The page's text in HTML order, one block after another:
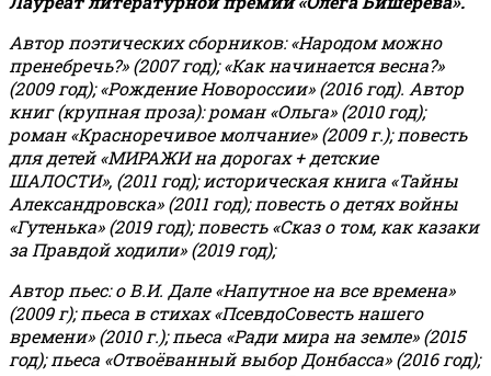
Автор поэтических сборников: «Народом можно
пренебречь?» (2007 год); «Как начинается весна?»
(2009 год); «Рождение Новороссии» (2016 год). Автор
книг (крупная проза): роман «Ольга» (2010 год);
роман «Красноречивое молчание» (2009 г.); повесть
для детей «МИРАЖИ на дорогах + детские
ШАЛОСТИ», (2011 год); историческая книга «Тайны
Александровска» (2011 год); повесть о детях войны
«Гутенька» (2019 год); повесть «Сказ о том, как казаки
за Правдой ходили» (2019 год);
Автор пьес: о В.И. Дале «Напутное на все времена»
(2009 г); пьеса в стихах «ПсевдоСовесть нашего
времени» (2010 г.); пьеса «Ради мира на земле» (2015
год); пьеса «Отвоёванный выбор Донбасса» (2016 год);